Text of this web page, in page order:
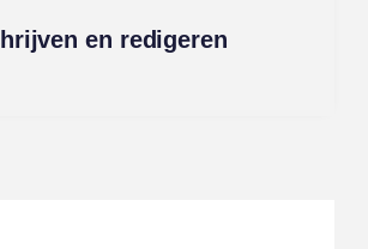
en redigeren
Lees meer